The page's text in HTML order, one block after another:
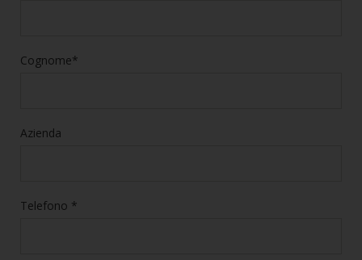
Cognome*
Azienda
Telefono *